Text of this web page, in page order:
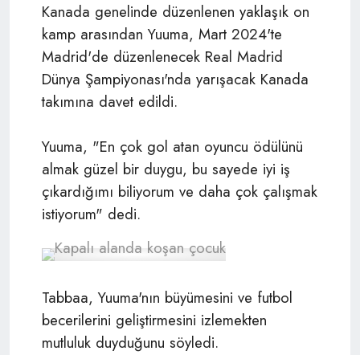
Kanada genelinde düzenlenen yaklaşık on
kamp arasından Yuuma, Mart 2024'te
Madrid'de düzenlenecek Real Madrid
Dünya Şampiyonası'nda yarışacak Kanada
takımına davet edildi.
Yuuma, "En çok gol atan oyuncu ödülünü
almak güzel bir duygu, bu sayede iyi iş
çıkardığımı biliyorum ve daha çok çalışmak
istiyorum" dedi.
Tabbaa, Yuuma'nın büyümesini ve futbol
becerilerini geliştirmesini izlemekten
mutluluk duyduğunu söyledi.